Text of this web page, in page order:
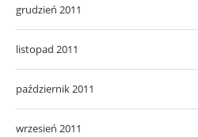
grudzień 2011
listopad 2011
październik 2011
wrzesień 2011